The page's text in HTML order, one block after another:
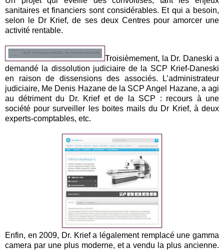
sanitaires et financiers sont considérables. Et qui a besoin,
selon le Dr Krief, de ses deux Centres pour amorcer une
activité rentable.
Troisièmement, la Dr. Daneski a
demandé la dissolution judiciaire de la SCP Krief-Daneski
en raison de dissensions des associés. L’administrateur
judiciaire, Me Denis Hazane de la SCP Angel Hazane, a agi
au détriment du Dr. Krief et de la SCP : recours à une
société pour surveiller les boites mails du Dr Krief, à deux
experts-comptables, etc.
Enfin, en 2009, Dr. Krief a légalement remplacé une gamma
camera par une plus moderne, et a vendu la plus ancienne.